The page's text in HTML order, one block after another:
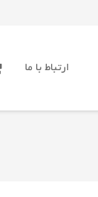
ارتباط با ما